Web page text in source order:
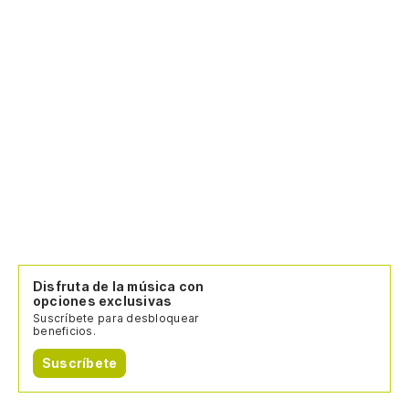
Disfruta de la música con
opciones exclusivas
Suscríbete para desbloquear
beneficios.
Suscríbete